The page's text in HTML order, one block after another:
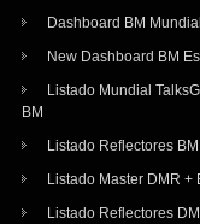
Dashboard BM
New Dashboard BM
Listado Mundial
BM
Listado Reflectores BM
Listado Master DMR +
Listado Reflectores